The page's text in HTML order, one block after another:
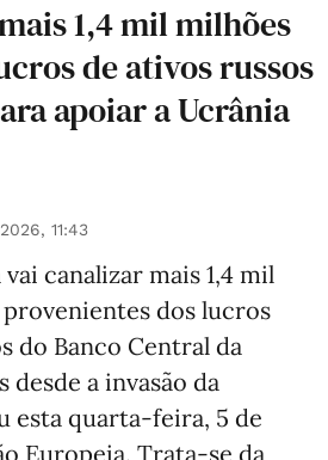
1,4 mil milhões
de ativos russos
apoiar a Ucrânia
11:43
canalizar mais 1,4 mil
dos lucros
do Banco Central da
desde a invasão da
esta quarta-feira, 5 de
Europeia. Trata-se da